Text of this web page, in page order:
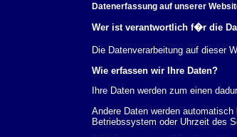
Datenerfassung auf unserer
Wer ist verantwortlich f�r die
Die Datenverarbeitung auf dieser
Wie erfassen wir Ihre Daten?
Ihre Daten werden zum einen
Andere Daten werden
Betriebssystem oder Uhrzeit des